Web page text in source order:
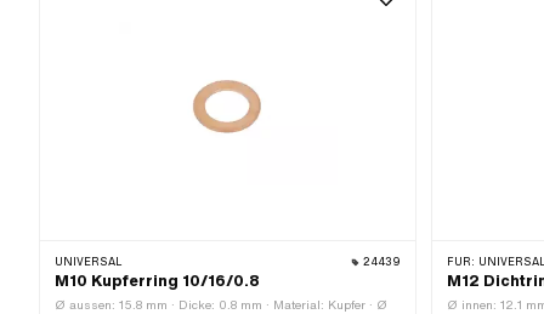
UNIVERSAL 24439
M10 Kupferring 10/16/0.8
Ø aussen: 15.8 mm · Dicke: 0.8 mm · Material: Kupfer · Ø
FÜR:
M12
Ø innen: 12.1